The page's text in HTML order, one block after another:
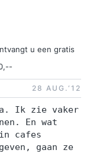
u een gratis
28 AUG.‘12
Ik zie vaker
En wat
cafes
gaan ze